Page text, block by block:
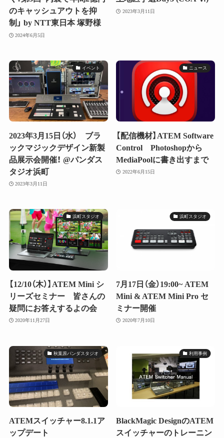
のキャッシュアウトを抑
制」 by NTT東日本 塚野様
2024年6月5日
2023年3月11日
イベント
2023年3月15日（水） ブラ
ックマジックデザイン新製
品展示会開催！ @パンダス
タジオ浜町
2023年3月11日
ニュース
【配信機材】ATEM Software
Control Photoshopから
MediaPoolに書き出すまで
2022年6月15日
浜町スタジオ
【12/10（木）】ATEM Mini シ
リーズセミナー 皆さんの
疑問にお答えするよの会
2020年11月27日
浜町スタジオ
7月17日（金）19:00~ ATEM
Mini & ATEM Mini Pro セ
ミナー開催
2020年7月10日
秋葉原パンダスタジオ
ATEMスイッチャー8.1.1ア
ップデート
利用事例
BlackMagic DesignのATEM
スイッチャーのトレーニン